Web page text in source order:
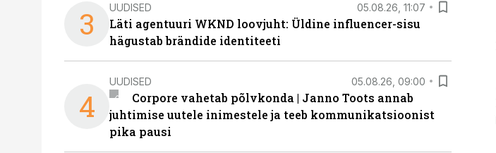
3 UUDISED 05.08.26, 11:07
Läti agentuuri WKND loovjuht: Üldine influencer-sisu
hägustab brändide identiteeti
4
UUDISED 05.08.26, 09:00
Corpore vahetab põlvkonda | Janno Toots annab
juhtimise uutele inimestele ja teeb kommunikatsioonist
pika pausi